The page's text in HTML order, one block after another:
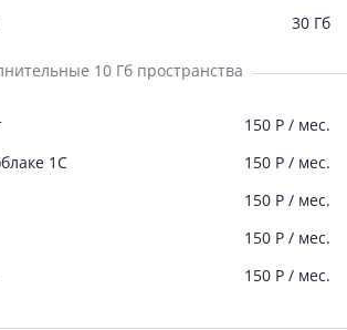
30 Гб
10 Гб пространства
150 Р / мес.
1С
150 Р / мес.
150 Р / мес.
150 Р / мес.
150 Р / мес.